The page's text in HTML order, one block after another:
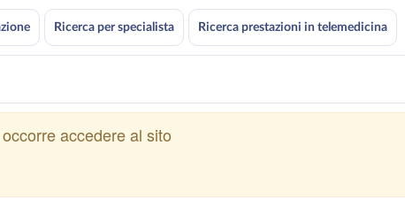
Ricerca per specialista Ricerca prestazioni in telemedicina
accedere al sito